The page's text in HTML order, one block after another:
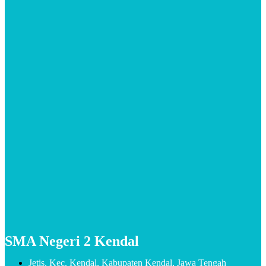
SMA Negeri 2 Kendal
Jetis, Kec. Kendal, Kabupaten Kendal, Jawa Tengah